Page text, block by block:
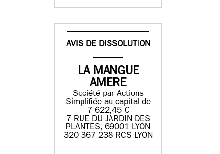
AVIS DE DISSOLUTION
LA MANGUE
AMERE
Société par Actions
Simplifiée au capital de
7 622,45 €
7 RUE DU JARDIN DES
PLANTES, 69001 LYON
320 367 238 RCS LYON